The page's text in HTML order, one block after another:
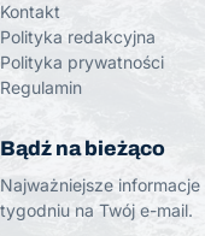
Kontakt
Polityka redakcyjna
Polityka prywatności
Regulamin
Bądź na bieżąco
Najważniejsze
tygodniu na Twój e-mail.